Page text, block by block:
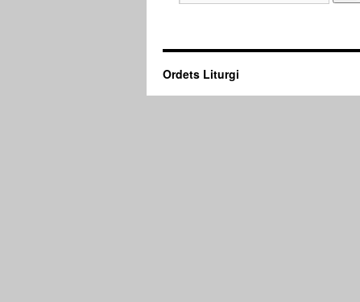
efter:
Ordets Liturgi